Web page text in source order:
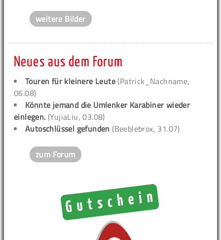
weitere Bilder
Neues aus dem Forum
Touren für kleinere Leute (Patrick_Nachname,
06.08)
Könnte jemand die Umlenker Karabiner wieder
einlegen. (YujiaLiu, 03.08)
Autoschlüssel gefunden (Beeblebrox, 31.07)
zum Forum